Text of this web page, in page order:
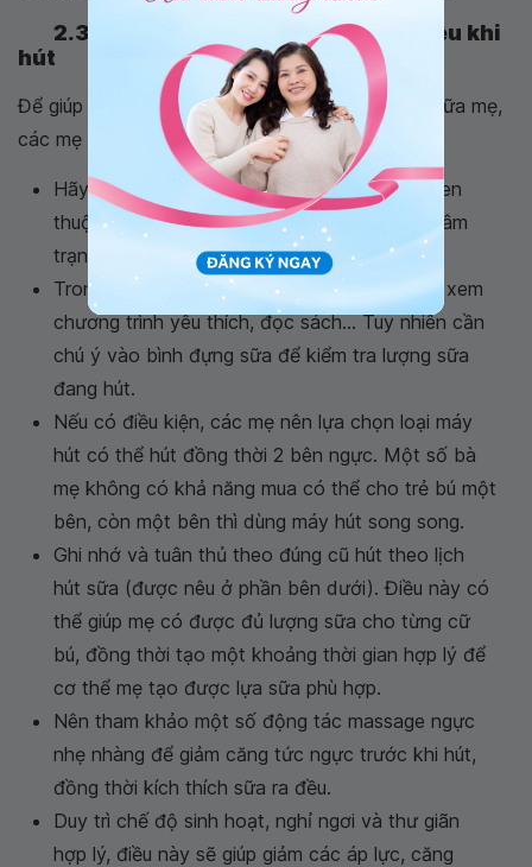
2.3. Yếu tố thúc đẩy sữa xuống nhiều khi
hút
Để giúp tăng cường phản xạ xuống sữa khi hút sữa mẹ,
các mẹ có thể tham khảo một số tip nhỏ sau:
Hãy lựa chọn địa điểm hút sữa thoải mái, quen
thuộc, kín đáo và quan trọng là phải duy trì tâm
trạng dễ chịu khi hút.
Trong khi hút sữa, chị em có thể nghe nhạc, xem
chương trình yêu thích, đọc sách... Tuy nhiên cần
chú ý vào bình đựng sữa để kiểm tra lượng sữa
đang hút.
Nếu có điều kiện, các mẹ nên lựa chọn loại máy
hút có thể hút đồng thời 2 bên ngực. Một số bà
mẹ không có khả năng mua có thể cho trẻ bú một
bên, còn một bên thì dùng máy hút song song.
Ghi nhớ và tuân thủ theo đúng cũ hút theo lịch
hút sữa (được nêu ở phần bên dưới). Điều này có
thể giúp mẹ có được đủ lượng sữa cho từng cữ
bú, đồng thời tạo một khoảng thời gian hợp lý để
cơ thể mẹ tạo được lựa sữa phù hợp.
Nên tham khảo một số động tác massage ngực
nhẹ nhàng để giảm căng tức ngực trước khi hút,
đồng thời kích thích sữa ra đều.
Duy trì chế độ sinh hoạt, nghỉ ngơi và thư giãn
hợp lý, điều này sẽ giúp giảm các áp lực, căng